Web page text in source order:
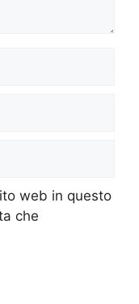
web in questo
che